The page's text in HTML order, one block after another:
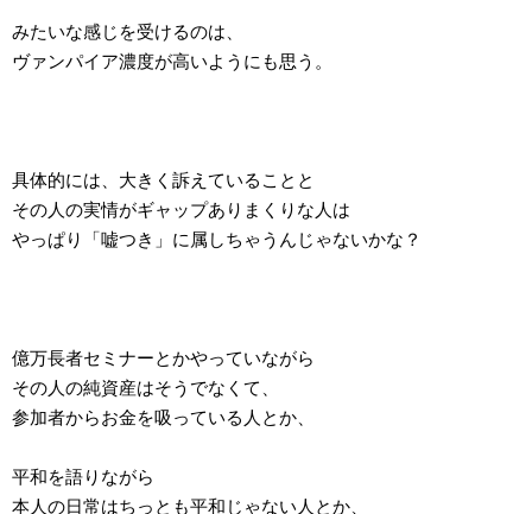
みたいな感じを受けるのは、
ヴァンパイア濃度が高いようにも思う。
具体的には、大きく訴えていることと
その人の実情がギャップありまくりな人は
やっぱり「嘘つき」に属しちゃうんじゃないかな？
億万長者セミナーとかやっていながら
その人の純資産はそうでなくて、
参加者からお金を吸っている人とか、
平和を語りながら
本人の日常はちっとも平和じゃない人とか、